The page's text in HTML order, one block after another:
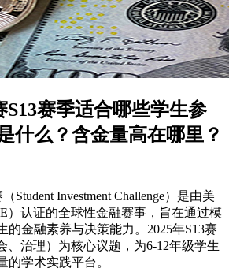
S13赛季适合哪些学生参
什么？含金量高在哪里？
Student Investment Challenge）是由美
）认证的全球性金融赛事，旨在通过模
的金融素养与决策能力。2025年S13赛
、治理）为核心议题，为6-12年级学生
的学术实践平台。